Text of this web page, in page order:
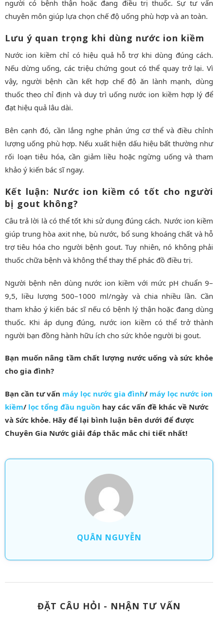
người có bệnh thận hoặc đang điều trị thuốc. Sự tư vấn
chuyên môn giúp lựa chọn chế độ uống phù hợp và an toàn.
Lưu ý quan trọng khi dùng nước ion kiềm
Nước ion kiềm chỉ có hiệu quả hỗ trợ khi dùng đúng cách.
Nếu dừng uống, các triệu chứng gout có thể quay trở lại. Vì
vậy, người bệnh cần kết hợp chế độ ăn lành mạnh, dùng
thuốc theo chỉ định và duy trì uống nước ion kiềm hợp lý để
đạt hiệu quả lâu dài.
Bên cạnh đó, cần lắng nghe phản ứng cơ thể và điều chỉnh
lượng uống phù hợp. Nếu xuất hiện dấu hiệu bất thường như
rối loạn tiêu hóa, cần giảm liều hoặc ngừng uống và tham
khảo ý kiến bác sĩ ngay.
Kết luận: Nước ion kiềm có tốt cho người
bị gout không?
Câu trả lời là có thể tốt khi sử dụng đúng cách. Nước ion kiềm
giúp trung hòa axit nhẹ, bù nước, bổ sung khoáng chất và hỗ
trợ tiêu hóa cho người bệnh gout. Tuy nhiên, nó không phải
thuốc chữa bệnh và không thể thay thế phác đồ điều trị.
Người bệnh nên dùng nước ion kiềm với mức pH chuẩn 9–
9,5, liều lượng 500–1000 ml/ngày và chia nhiều lần. Cần
tham khảo ý kiến bác sĩ nếu có bệnh lý thận hoặc đang dùng
thuốc. Khi áp dụng đúng, nước ion kiềm có thể trở thành
người bạn đồng hành hữu ích cho sức khỏe người bị gout.
Bạn muốn nâng tầm chất lượng nước uống và sức khỏe
cho gia đình?
Bạn cần tư vấn máy lọc nước gia đình/ máy lọc nước ion
kiềm/ lọc tổng đầu nguồn hay các vấn đề khác về Nước
và Sức khỏe. Hãy để lại bình luận bên dưới để được
Chuyên Gia Nước giải đáp thắc mắc chi tiết nhất!
QUÂN NGUYỄN
ĐẶT CÂU HỎI - NHẬN TƯ VẤN